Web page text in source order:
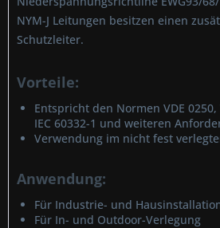
NYM-J Leitungen besitzen einen
Schutzleiter.
Vorteile:
Entspricht den Normen VDE 0250,
IEC 60332-1 und weiteren
Verwendung im nicht fest
Anwendung:
Für Industrie- und
Für In- und Outdoor-Verlegung